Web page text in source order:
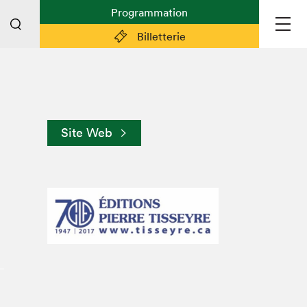
Billetterie
Programmation
Plan du Salon
Préparer sa visite
Espace exposant·e·s
Espace enseignant·e·s
Site Web